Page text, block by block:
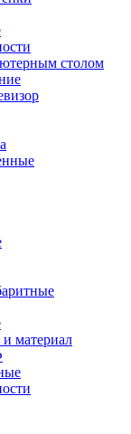
столом
материал